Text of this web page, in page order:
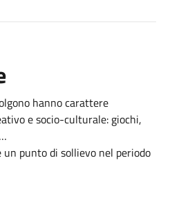
hanno carattere
e socio-culturale: giochi,
punto di sollievo nel periodo